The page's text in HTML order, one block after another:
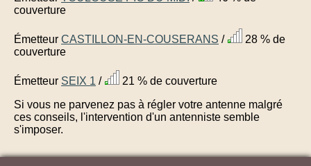
couverture
Émetteur CASTILLON-EN-COUSERANS /
28 % de
couverture
Émetteur SEIX 1 /
21 % de couverture
Si vous ne parvenez pas à régler votre antenne malgré
ces conseils, l'intervention d'un antenniste semble
s'imposer.